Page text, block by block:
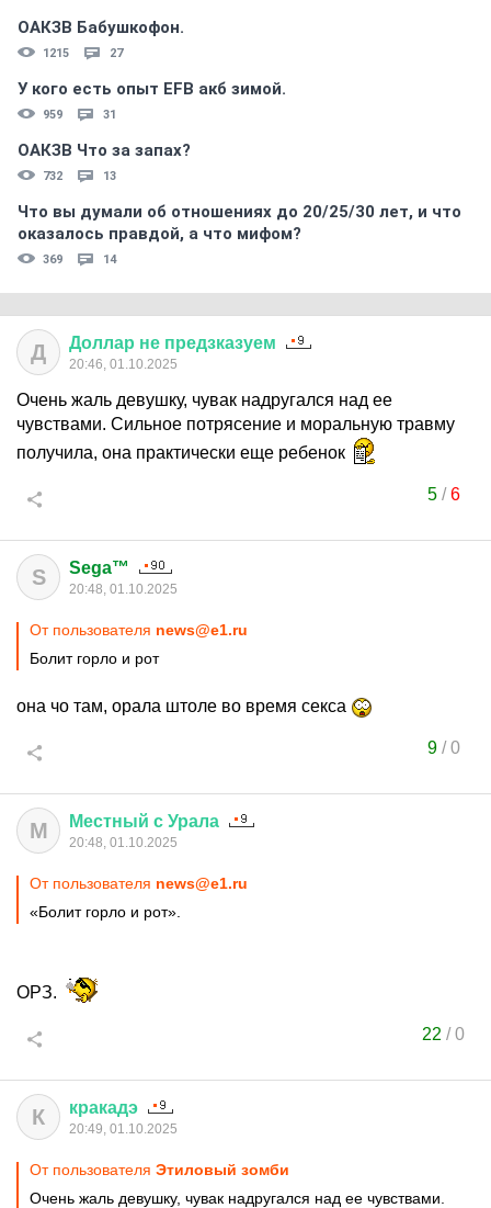
ОАКЗВ Бабушкофон.
1215 27
У кого есть опыт EFB акб зимой.
959 31
ОАКЗВ Что за запах?
732 13
Что вы думали об отношениях до 20/25/30 лет, и что
оказалось правдой, а что мифом?
369 14
Д Доллар не предзказуем
20:46, 01.10.2025
Очень жаль девушку, чувак надругался над ее
чувствами. Сильное потрясение и моральную травму
получила, она практически еще ребенок
5/6
S Sega™
20:48, 01.10.2025
От пользователя news@e1.ru
Болит горло и рот
она чо там, орала штоле во время секса
9/0
М Местный с Урала
20:48, 01.10.2025
От пользователя news@e1.ru
«Болит горло и рот».
ОРЗ.
22 /0
К кракадэ
20:49, 01.10.2025
От пользователя Этиловый зомби
Очень жаль девушку, чувак надругался над ее чувствами.